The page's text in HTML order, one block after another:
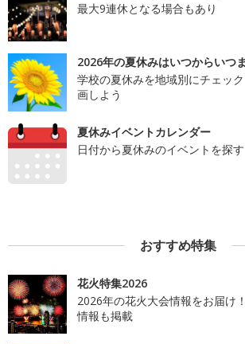
最大9連休となる場合もあり
2026年の夏休みはいつからいつ
学校の夏休みを地域別にチェッ
画しよう
夏休みイベントカレンダー
日付から夏休みのイベントを探す
おすすめ特集
花火特集2026
2026年の花火大会情報をお届け
情報も掲載